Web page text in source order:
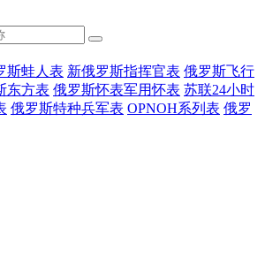
斯蛙人表 新俄罗斯指挥官表 俄罗斯飞行
东方表 俄罗斯怀表军用怀表 苏联24小时
俄罗斯特种兵军表 OPNOH系列表 俄罗